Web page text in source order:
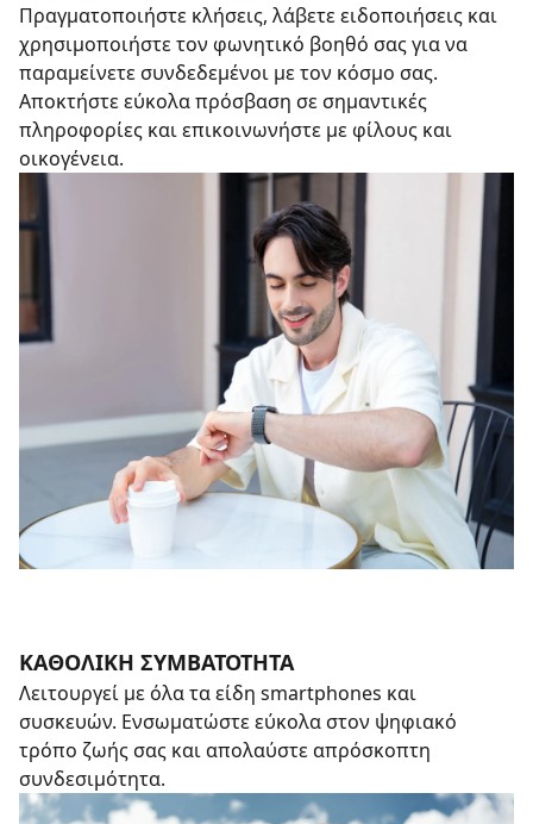
Πραγματοποιήστε κλήσεις, λάβετε ειδοποιήσεις και
χρησιμοποιήστε τον φωνητικό βοηθό σας για να
παραμείνετε συνδεδεμένοι με τον κόσμο σας.
Αποκτήστε εύκολα πρόσβαση σε σημαντικές
πληροφορίες και επικοινωνήστε με φίλους και
οικογένεια.
ΚΑΘΟΛΙΚΉ ΣΥΜΒΑΤΌΤΗΤΑ
Λειτουργεί με όλα τα είδη smartphones και
συσκευών. Ενσωματώστε εύκολα στον ψηφιακό
τρόπο ζωής σας και απολαύστε απρόσκοπτη
συνδεσιμότητα.